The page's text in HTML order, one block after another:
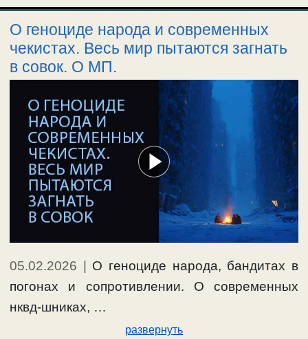
О геноциде народа и современных
чекистах. Весь мир пытаются загнать
в совок. О МП.
05.02.2026 | О геноциде народа, бандитах в
погонах и сопротивлении. О современных
нквд-шниках, …
развернуть